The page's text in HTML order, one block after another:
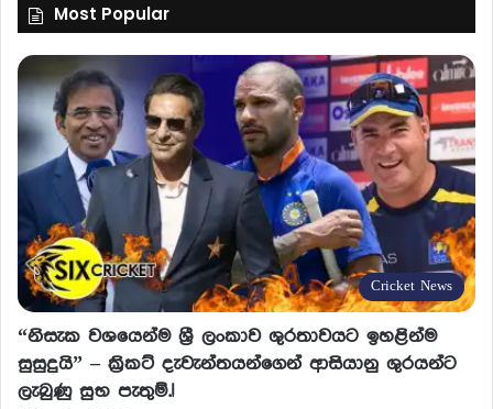
Most Popular
Cricket News
“නිසැක වශයෙන්ම ශ්‍රී ලංකාව ශුරතාවයට ඉහළින්ම
සුසුදුයි” – ක්‍රිකට් දැවැන්තයන්ගෙන් ආසියානු ශුරයන්ට
ලැබුණු සුභ පැතුම්.!